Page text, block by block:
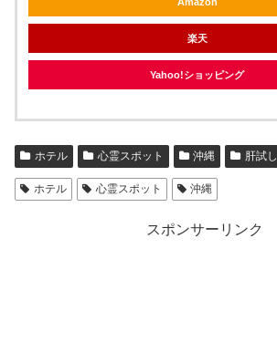
Amazon
楽天
Yahoo!ショッピング
ホテル 心霊スポット 沖縄 肝試し
ホテル 心霊スポット 沖縄
スポンサーリンク